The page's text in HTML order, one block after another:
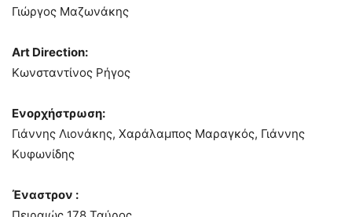
Γιώργος Μαζωνάκης
Art Direction:
Κωνσταντίνος Ρήγος
Eνορχήστρωση:
Γιάννης Λιονάκης, Χαράλαμπος Μαραγκός, Γιάννης
Κυφωνίδης
Έναστρον :